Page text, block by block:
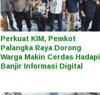
Perkuat KIM, Pemkot
Palangka Raya Dorong
Warga Makin Cerdas Hadapi
Banjir Informasi Digital